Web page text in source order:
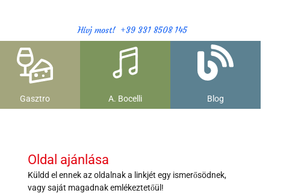
Hívj most! +39 331 8508 145
Gasztro A. Bocelli Blog
Oldal ajánlása
Küldd el ennek az oldalnak a linkjét egy ismerősödnek,
vagy saját magadnak emlékeztetőül!